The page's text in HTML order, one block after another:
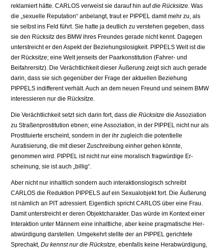
reklamiert hätte. CARLOS verweist sie darauf hin aufdie Rücksitze. Was
die „sexuelle Reputation“ anbelangt, traut er PIPPEL damit mehr zu, als
sie selbst ins Feld führt. Sie hatte ja deutlich zu verstehen gegeben, dass
sie den Rücksitz des BMW ihres Freundes gerade nicht kennt. Dagegen
unterstreicht er den Aspekt der Beziehungslosigkeit. PIPPELS Welt ist die
der Rücksitze; eine Welt jenseits der Paarkonstitution (Fahrer- und
Beifahrersitz). Die Verächtlichkeit dieser Äußerung zeigt sich auch gerade
darin, dass sie sich gegenüber der Frage der aktuellen Beziehung
PIPPELS indifferent verhält. Auch an dem neuen Freund und seinem BMW
interessieren nur die Rücksitze.
Die Verächtlichkeit setzt sich darin fort, dass die Rücksitze die Assoziation
zu Straßen­prostitution ebnen; eine Assoziation, in der PIPPEL nicht nur als
Prostituierte erscheint, sondern in der ihr zugleich die potentielle
Auratisierung, die mit dieser Zuschreibung ein­her gehen könnte,
genommen wird. PIPPEL ist nicht nur eine moralisch fragwürdige Er­
scheinung, sie ist auch „billig“.
Aber nicht nur inhaltlich sondern auch interaktionslogisch schreibt
CARLOS die Reduktion PIPPELS auf ein Sexualobjekt fort. Die Äußerung
ist nämlich an PIT adressiert. Eigentlich spricht CARLOS über eine Frau.
Damit unterstreicht er deren Objektcharakter. Das würde im Kontext einer
Interaktion unter Männern eine inhaltliche, aber keine pragmatische Her­
abwürdigung darstellen. Umgekehrt stellte der an PIPPEL gerichtete
Sprechakt, Du kennst nur die Rücksitze, ebenfalls keine Herabwürdigung,